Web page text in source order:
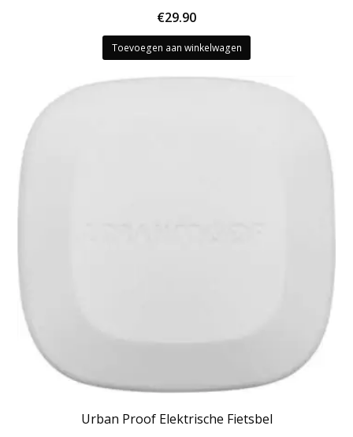
€29.90
Toevoegen aan winkelwagen
Urban Proof Elektrische Fietsbel